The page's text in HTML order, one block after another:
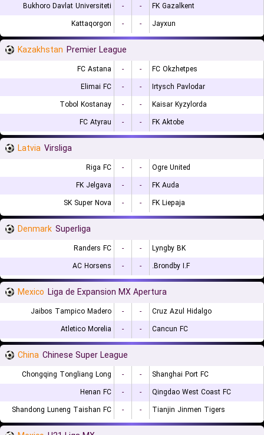
Bukhoro Davlat Universiteti
- -
FK Gazalkent
Kattaqorgon
- - Jayxun
Kazakhstan Premier League
FC Astana - -
FC Okzhetpes
Elimai FC
- -
Irtysch Pavlodar
Tobol Kostanay
- -
Kaisar Kyzylorda
FC Atyrau
- - FK Aktobe
Latvia Virsliga
Riga FC - -
Ogre United
FK Jelgava
- -
FK Auda
SK Super Nova
- - FK Liepaja
Denmark Superliga
Randers FC - -
Lyngby BK
AC Horsens
- - Brondby I.F.
Mexico Liga de Expansion MX Apertura
Jaibos Tampico Madero - -
Cruz Azul Hidalgo
Atletico Morelia
- - Cancun FC
China Chinese Super League
Chongqing Tongliang Long - -
Shanghai Port FC
Henan FC
- -
Qingdao West Coast FC
Shandong Luneng Taishan FC
- - Tianjin Jinmen Tigers